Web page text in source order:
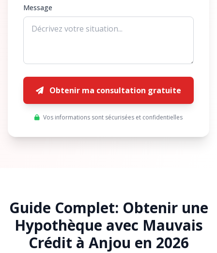
Message
Obtenir ma consultation gratuite
Vos informations sont sécurisées et confidentielles
Guide Complet: Obtenir une
Hypothèque avec Mauvais
Crédit à Anjou en 2026